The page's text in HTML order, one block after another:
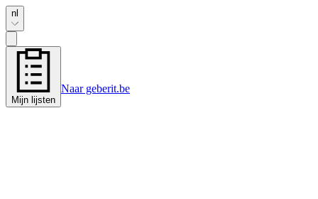
nl
Mijn lijsten
Naar geberit.be